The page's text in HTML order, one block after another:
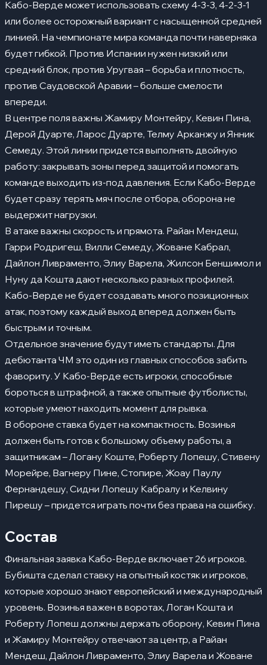
Кабо-Верде может использовать схему 4-3-3, 4-2-3-1
или более осторожный вариант с насыщенной средней
линией. На чемпионате мира команда почти наверняка
будет гибкой. Против Испании нужен низкий или
средний блок, против Уругвая – борьба и плотность,
против Саудовской Аравии – больше смелости
впереди.
В центре поля важны Жамиру Монтейру, Кевин Пина,
Дерой Дуарте, Ларос Дуарте, Телму Арканжу и Янник
Семеду. Этой линии придется выполнять двойную
работу: закрывать зоны перед защитой и помогать
команде выходить из-под давления. Если Кабо-Верде
будет сразу терять мяч после отбора, оборона не
выдержит нагрузки.
В атаке важны скорость и прямота. Райан Мендеш,
Гарри Родригеш, Вилли Семеду, Жоване Кабрал,
Дайлон Ливраменто, Элиу Варела, Жилсон Беншимол и
Нуну да Кошта дают несколько разных профилей.
Кабо-Верде не будет создавать много позиционных
атак, поэтому каждый выход вперед должен быть
быстрым и точным.
Отдельное значение будут иметь стандарты. Для
дебютанта ЧМ это один из главных способов забить
фавориту. У Кабо-Верде есть игроки, способные
бороться в штрафной, а также опытные футболисты,
которые умеют находить момент для рывка.
В обороне ставка будет на компактность. Возинья
должен быть готов к большому объему работы, а
защитникам – Логану Коште, Роберту Лопешу, Стивену
Морейре, Вагнеру Пине, Стопире, Жоау Паулу
Фернандешу, Сидни Лопешу Кабралу и Келвину
Пирешу – придется играть почти без права на ошибку.
Состав
Финальная заявка Кабо-Верде включает 26 игроков.
Бубишта сделал ставку на опытный костяк и игроков,
которые хорошо знают европейский и международный
уровень. Возинья важен в воротах, Логан Кошта и
Роберту Лопеш должны держать оборону, Кевин Пина
и Жамиру Монтейру отвечают за центр, а Райан
Мендеш, Дайлон Ливраменто, Элиу Варела и Жоване